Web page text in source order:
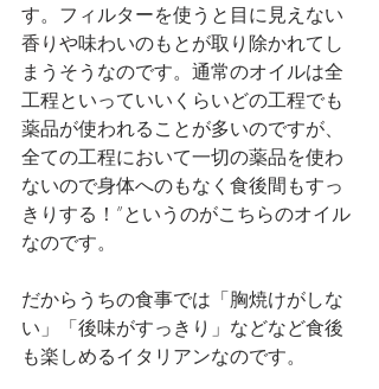
す。フィルターを使うと目に見えない
香りや味わいのもとが取り除かれてし
まうそうなのです。通常のオイルは全
工程といっていいくらいどの工程でも
薬品が使われることが多いのですが、
全ての工程において一切の薬品を使わ
ないので身体へのもなく食後間もすっ
きりする！”というのがこちらのオイル
なのです。
だからうちの食事では「胸焼けがしな
い」「後味がすっきり」などなど食後
も楽しめるイタリアンなのです。